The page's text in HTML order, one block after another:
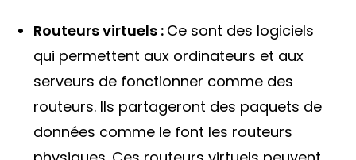
Routeurs virtuels : Ce sont des logiciels
qui permettent aux ordinateurs et aux
serveurs de fonctionner comme des
routeurs. Ils partageront des paquets de
données comme le font les routeurs